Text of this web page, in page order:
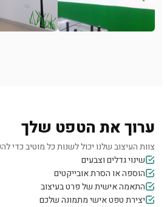
ערוך את הטפט שלך
צוות העיצוב שלנו יכול לשנות כל מוטיב כדי
שינוי גדלים וצבעים
הוספה או הסרת אובייקטים
התאמה אישית של פרט בעיצוב
יצירת טפט אישי מתמונה שלכם